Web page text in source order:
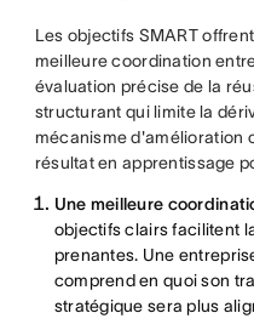
Les objectifs SMART
meilleure coordination
évaluation précise de la
structurant qui limite la
mécanisme d'amélioration
résultat en apprentissage
Une meilleure
objectifs clairs facilitent
prenantes. Une
comprend en quoi son
stratégique sera plus